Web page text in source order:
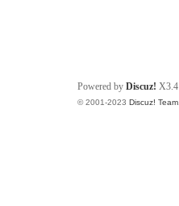
Powered by Discuz! X3.4
© 2001-2023 Discuz! Team